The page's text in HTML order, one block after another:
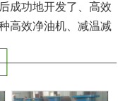
成功地开发了、高效
高效净油机、减温减